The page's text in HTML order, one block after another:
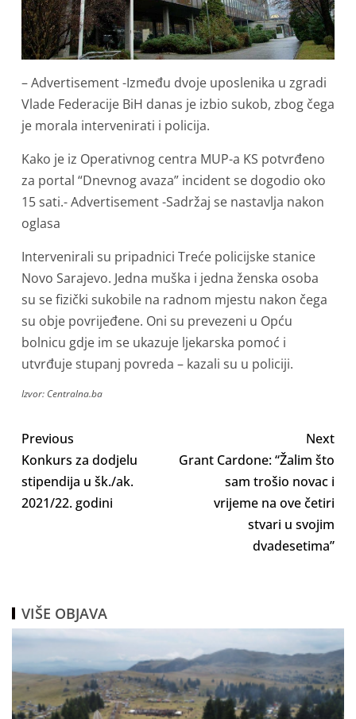
– Advertisement -Između dvoje uposlenika u zgradi
Vlade Federacije BiH danas je izbio sukob, zbog čega
je morala intervenirati i policija.
Kako je iz Operativnog centra MUP-a KS potvrđeno
za portal “Dnevnog avaza” incident se dogodio oko
15 sati.- Advertisement -Sadržaj se nastavlja nakon
oglasa
Intervenirali su pripadnici Treće policijske stanice
Novo Sarajevo. Jedna muška i jedna ženska osoba
su se fizički sukobile na radnom mjestu nakon čega
su obje povrijeđene. Oni su prevezeni u Opću
bolnicu gdje im se ukazuje ljekarska pomoć i
utvrđuje stupanj povreda – kazali su u policiji.
Izvor: Centralna.ba
Previous
Konkurs za dodjelu
stipendija u šk./ak.
2021/22. godini
Next
Grant Cardone: “Žalim što
sam trošio novac i
vrijeme na ove četiri
stvari u svojim
dvadesetima”
VIŠE OBJAVA